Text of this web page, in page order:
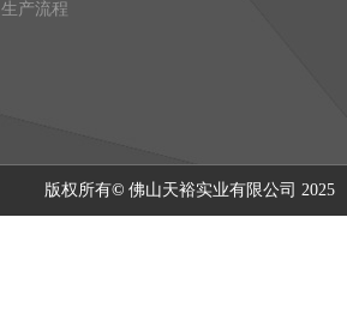
生产流程
版权所有©佛山天裕实业有限公司